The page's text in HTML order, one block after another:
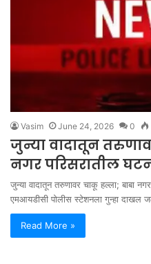
Vasim June 24, 2026 0
जुन्या वादातून
नगर परिसरातील
जुन्या वादातून तरुणावर चाकू हल्ला; बाबा
एमआयडीसी पोलीस स्टेशनला गुन्हा दाखल
Read More »